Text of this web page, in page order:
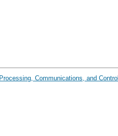
Communications, and Control